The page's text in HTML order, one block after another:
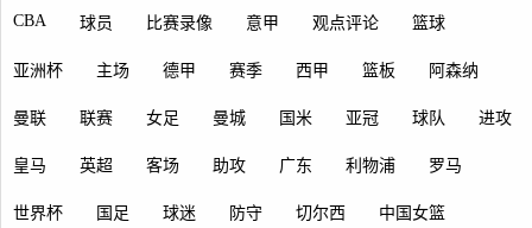
CBA 球员 比赛录像 意甲 观点评论 篮球
亚洲杯 主场 德甲 赛季 西甲 篮板 阿森纳
曼联 联赛 女足 曼城 国米 亚冠 球队 进攻
皇马 英超 客场 助攻 广东 利物浦 罗马
世界杯 国足 球迷 防守 切尔西 中国女篮